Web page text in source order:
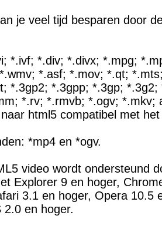
je veel tijd besparen door
*.ivf; *.div; *.divx; *.mpg;
*.asf; *.mov; *.qt;
*.3gp2; *.3gpp; *.3gp;
*.rv; *.rmvb; *.ogv; *.mkv;
html5 compatibel met
*mp4 en *ogv.
video wordt ondersteund
Explorer 9 en hoger,
3.1 en hoger, Opera 10.5
2.0 en hoger.